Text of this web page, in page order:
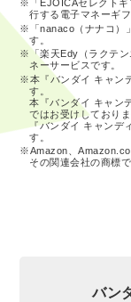
※「EJOICAセレクトギ
行する電子マネーギフ
※「nanaco（ナナコ）
す。
※「楽天Edy（ラクテン
ネーサービスです。
※本『バンダイ キャン
す。
本『バンダイ キャン
ではお受けしておりま
『バンダイ キャンデ
す。
※Amazon、
その関連会社の商標で
バン